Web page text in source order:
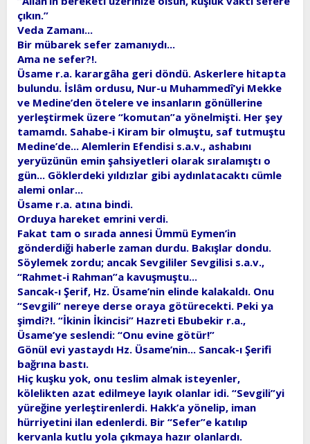
çıkın.”
Veda Zamanı...
Bir mübarek sefer zamanıydı...
Ama ne sefer?!.
Üsame r.a. karargâha geri döndü. Askerlere hitapta
bulundu. İslâm ordusu, Nur-u Muhammedî’yi Mekke
ve Medine’den ötelere ve insanların gönüllerine
yerleştirmek üzere “komutan”a yönelmişti. Her şey
tamamdı. Sahabe-i Kiram bir olmuştu, saf tutmuştu
Medine’de... Alemlerin Efendisi s.a.v., ashabını
yeryüzünün emin şahsiyetleri olarak sıralamıştı o
gün... Göklerdeki yıldızlar gibi aydınlatacaktı cümle
alemi onlar...
Üsame r.a. atına bindi.
Orduya hareket emrini verdi.
Fakat tam o sırada annesi Ümmü Eymen’in
gönderdiği haberle zaman durdu. Bakışlar dondu.
Söylemek zordu; ancak Sevgililer Sevgilisi s.a.v.,
“Rahmet-i Rahman”a kavuşmuştu...
Sancak-ı Şerif, Hz. Üsame’nin elinde kalakaldı. Onu
“Sevgili” nereye derse oraya götürecekti. Peki ya
şimdi?!. “İkinin İkincisi” Hazreti Ebubekir r.a.,
Üsame’ye seslendi: “Onu evine götür!”
Gönül evi yastaydı Hz. Üsame’nin... Sancak-ı Şerifi
bağrına bastı.
Hiç kuşku yok, onu teslim almak isteyenler,
kölelikten azat edilmeye layık olanlar idi. “Sevgili”yi
yüreğine yerleştirenlerdi. Hakk’a yönelip, iman
hürriyetini ilan edenlerdi. Bir “Sefer”e katılıp
kervanla kutlu yola çıkmaya hazır olanlardı.